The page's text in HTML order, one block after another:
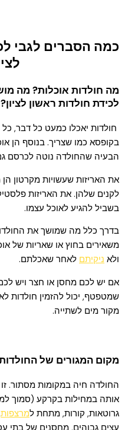
כמה הסברים לגבי
מה חולדות אוכלות? מה
לכידת חולדות ראשון לציון?
חולדות יאכלו כמעט כל דבר,
בקופסא כמו שצריך. בנוסף הן
הבעיה שהחולדה נוטה לכרסם
את האריזות שעשויות מקרטון
לקנים שלהן. את האריזות פלסטיק
בשביל להגיע לאוכל עצמו.
בדרך כלל מה שמושך את
משאירים בחוץ או שאריות של
ולא ניקיתם לאחר שאכלתם.
אם יש לכם מחסן או חצר ויש
שמטפטף, יכול להזמין חולדות
מקור מים לשתייה.
מקום המגורים של
החולדה חיה במקומות מסתור.
אותה במחילות בקרקע (סמוך
גרוטאות, קורות, מתחת למרצפות
עצים גבוהים, מחסנים של בתי